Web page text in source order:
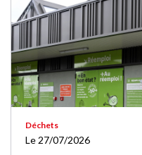
Déchets
Le 27/07/2026